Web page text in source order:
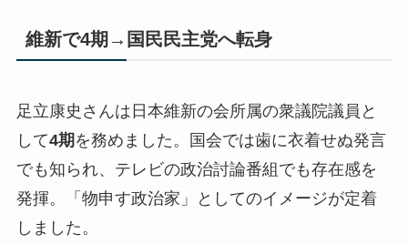
維新で4期→国民民主党へ転身
足立康史さんは日本維新の会所属の衆議院議員と
して4期 を務めました。国会では歯に衣着せぬ発言
でも知られ、テレビの政治討論番組でも存在感を
発揮。「物申す政治家」としてのイメージが定着
しました。